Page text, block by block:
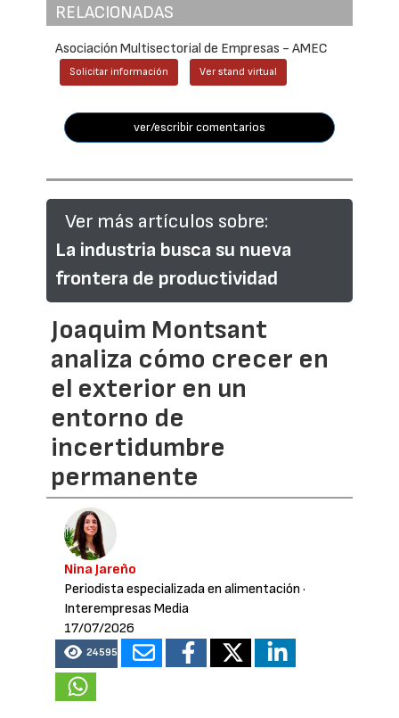
RELACIONADAS
Asociación Multisectorial de Empresas - AMEC
Solicitar información Ver stand virtual
ver/escribir comentarios
Ver más artículos sobre:
La industria busca su nueva
frontera de productividad
Joaquim Montsant
analiza cómo crecer en
el exterior en un
entorno de
incertidumbre
permanente
Nina Jareño
Periodista especializada en alimentación ·
Interempresas Media
17/07/2026
24595